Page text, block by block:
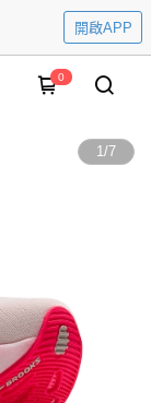
開啟APP
0
1/7